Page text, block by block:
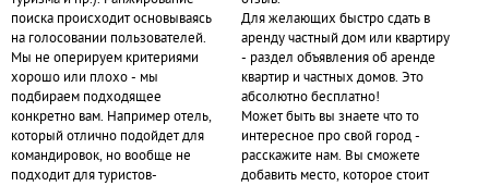
поиска происходит основываясь
на голосовании пользователей.
Мы не оперируем критериями
хорошо или плохо - мы
подбираем подходящее
конкретно вам. Например отель,
который отлично подойдет для
командировок, но вообще не
подходит для туристов-
Для желающих быстро сдать в
аренду частный дом или квартиру
- раздел объявления об аренде
квартир и частных домов. Это
абсолютно бесплатно!
Может быть вы знаете что то
интересное про свой город -
расскажите нам. Вы сможете
добавить место, которое стоит